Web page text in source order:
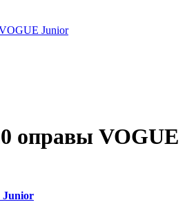
оправы VOGUE
Junior